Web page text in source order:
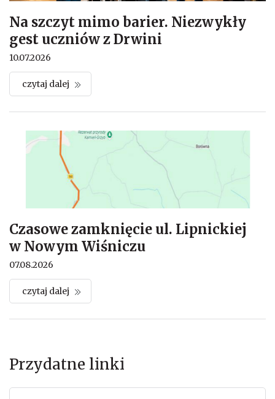
Przydatne linki
Na szczyt mimo barier. Niezwykły
gest uczniów z Drwini
10.07.2026
czytaj dalej
Czasowe zamknięcie ul. Lipnickiej
w Nowym Wiśniczu
07.08.2026
czytaj dalej